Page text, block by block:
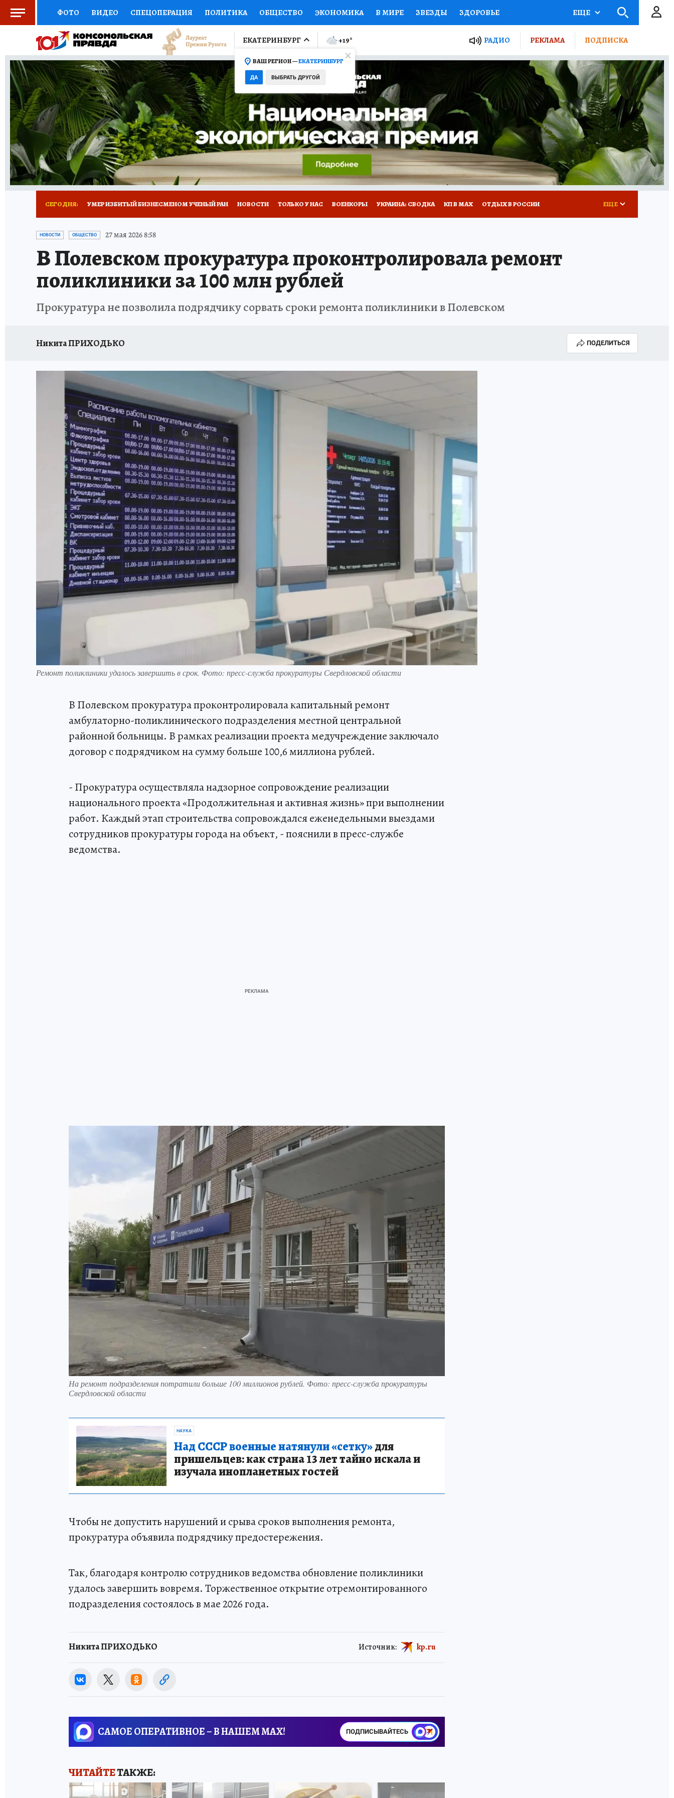
ФОТО ВИДЕО СПЕЦОПЕРАЦИЯ ПОЛИТИКА ОБЩЕСТВО ЭКОНОМИКА В МИРЕ ЗВЕЗДЫ ЗДОРОВЬЕ
СОЦПОДДЕРЖКА НАУКА СПОРТ КОЛУМНИСТЫ ПРОИСШЕСТВИЯ НАЦИОНАЛЬНЫЕ ПРОЕКТЫ РОССИИ
ВЫБОР ЭКСПЕРТОВ ДОКТОР ФИНАНСЫ ОТКРЫВАЕМ МИР Я ЗНАЮ СЕМЬЯ ЖЕНСКИЕ СЕКРЕТЫ ПУТЕВОДИТЕЛЬ
КНИЖНАЯ ПОЛКА ПРОГНОЗЫ НА СПОРТ ПРОМОКОДЫ СЕРИАЛЫ СПЕЦПРОЕКТЫ ДЕФИЦИТ ЖЕЛЕЗА ТУРИЗМ
ПРЕСС-ЦЕНТР НЕДВИЖИМОСТЬ ТЕЛЕВИЗОР КОЛЛЕКЦИИ КОНКУРСЫ РАБОТА У НАС ГИД ПОТРЕБИТЕЛЯ ВСЕ О КП
РАДИО КП ТЕСТЫ НОВОЕ НА САЙТЕ
ЕЩЕ
ЕКАТЕРИНБУРГ
ВАШ РЕГИОН —ЕКАТЕРИНБУРГ
ДА ВЫБРАТЬ ДРУГОЙ
+19° РАДИО РЕКЛАМА ПОДПИСКА
СЕГОДНЯ: УМЕР ИЗБИТЫЙ БИЗНЕСМЕНОМ УЧЕНЫЙ РАН НОВОСТИ ТОЛЬКО У НАС ВОЕНКОРЫ УКРАИНА: СВОДКА КП В МАХ ОТДЫХ В РОССИИ
ЗАПОВЕДНАЯ РОССИЯ
ЕЩЕ
НОВОСТИ ОБЩЕСТВО 27 мая 2026 8:58
В Полевском прокуратура проконтролировала ремонт
поликлиники за 100 млн рублей
Прокуратура не позволила подрядчику сорвать сроки ремонта поликлиники в Полевском
Никита ПРИХОДЬКО ПОДЕЛИТЬСЯ
Ремонт поликлиники удалось завершить в срок. Фото: пресс-служба прокуратуры Свердловской области
В Полевском прокуратура проконтролировала капитальный ремонт
амбулаторно-поликлинического подразделения местной центральной
районной больницы. В рамках реализации проекта медучреждение заключало
договор с подрядчиком на сумму больше 100,6 миллиона рублей.
- Прокуратура осуществляла надзорное сопровождение реализации
национального проекта «Продолжительная и активная жизнь» при выполнении
работ. Каждый этап строительства сопровождался еженедельными выездами
сотрудников прокуратуры города на объект, - пояснили в пресс-службе
ведомства.
На ремонт подразделения потратили больше 100 миллионов рублей. Фото: пресс-служба прокуратуры
Свердловской области
НАУКА
Над СССР военные натянули «сетку»для
пришельцев: как страна 13 лет тайно искала и
изучала инопланетных гостей
Чтобы не допустить нарушений и срыва сроков выполнения ремонта,
прокуратура объявила подрядчику предостережения.
Так, благодаря контролю сотрудников ведомства обновление поликлиники
удалось завершить вовремя. Торжественное открытие отремонтированного
подразделения состоялось в мае 2026 года.
Никита ПРИХОДЬКО Источник: kp.ru
САМОЕ ОПЕРАТИВНОЕ – В НАШЕМ MAX! ПОДПИСЫВАЙТЕСЬ
ЧИТАЙТЕТАКЖЕ: